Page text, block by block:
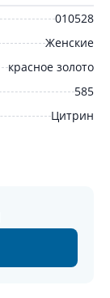
010528
Женские
красное золото
585
Цитрин